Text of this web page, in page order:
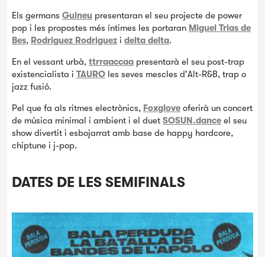
Els germans Guineu presentaran el seu projecte de power
pop i les propostes més íntimes les portaran Miguel Trias de
Bes, Rodriguez Rodriguez i delta delta.
En el vessant urbà, ttrraaccaa presentarà el seu post-trap
existencialista i TAURO les seves mescles d'Alt-R&B, trap o
jazz fusió.
Pel que fa als ritmes electrònics, Foxglove oferirà un concert
de música minimal i ambient i el duet SOSUN.dance el seu
show divertit i esbojarrat amb base de happy hardcore,
chiptune i j-pop.
DATES DE LES SEMIFINALS